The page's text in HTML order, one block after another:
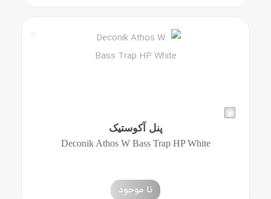
پنل آکوستیک
Deconik Athos W Bass Trap HP White
نا موجود